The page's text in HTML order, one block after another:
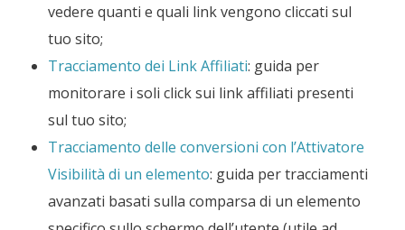
vedere quanti e quali link vengono cliccati sul
tuo sito;
Tracciamento dei Link Affiliati: guida per
monitorare i soli click sui link affiliati presenti
sul tuo sito;
Tracciamento delle conversioni con l’Attivatore
Visibilità di un elemento: guida per tracciamenti
avanzati basati sulla comparsa di un elemento